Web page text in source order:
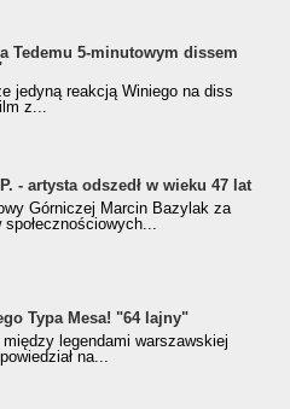
Tedemu 5-minutowym dissem
jedyną reakcją Winiego na diss
z...
- artysta odszedł w wieku 47 lat
Górniczej Marcin Bazylak za
Typa Mesa! "64 lajny"
legendami warszawskiej
na...